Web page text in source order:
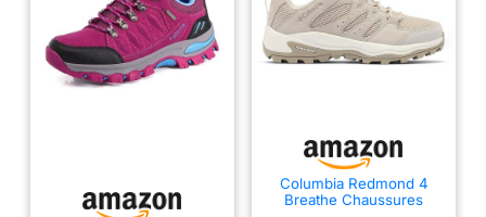
Columbia Redmond 4
Breathe Chaussures